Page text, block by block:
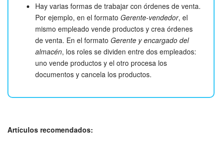
Hay varias formas de trabajar con órdenes de venta.
Por ejemplo, en el formato Gerente-vendedor, el
mismo empleado vende productos y crea órdenes
de venta. En el formato Gerente y encargado del
almacén, los roles se dividen entre dos empleados:
uno vende productos y el otro procesa los
documentos y cancela los productos.
Artículos recomendados: